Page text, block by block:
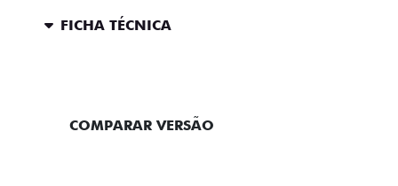
FICHA TÉCNICA
COMPARAR VERSÃO